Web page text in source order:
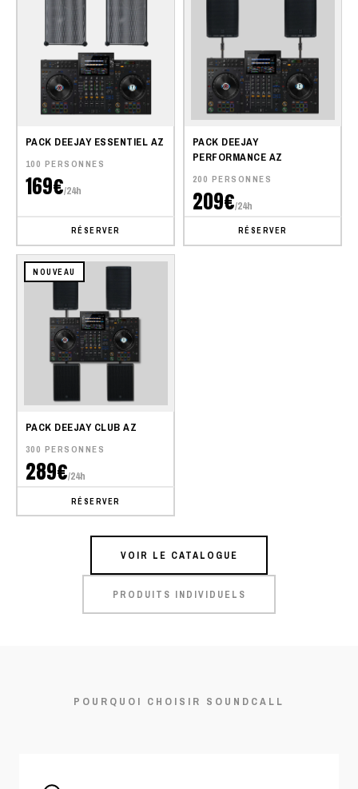
PACK DEEJAY ESSENTIEL AZ
100 PERSONNES
169€/24h
RÉSERVER
PACK DEEJAY
PERFORMANCE AZ
200 PERSONNES
209€/24h
RÉSERVER
NOUVEAU
PACK DEEJAY CLUB AZ
300 PERSONNES
289€/24h
RÉSERVER
VOIR LE CATALOGUE
PRODUITS INDIVIDUELS
POURQUOI CHOISIR SOUNDCALL